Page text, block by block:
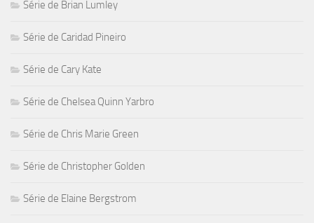
Série de Brian Lumley
Série de Caridad Pineiro
Série de Cary Kate
Série de Chelsea Quinn Yarbro
Série de Chris Marie Green
Série de Christopher Golden
Série de Elaine Bergstrom